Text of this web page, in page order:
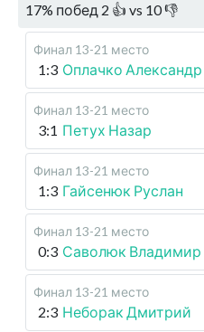
17% побед 2 👍 vs 10👎
Финал 13-21 место
1:3 Оплачко Александр
Финал 13-21 место
3:1 Петух Назар
Финал 13-21 место
1:3 Гайсенюк Руслан
Финал 13-21 место
0:3 Саволюк Владимир
Финал 13-21 место
2:3 Неборак Дмитрий